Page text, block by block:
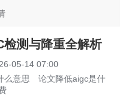
测与降重全解析
05-14 07:00
么意思
论文降低aigc是什